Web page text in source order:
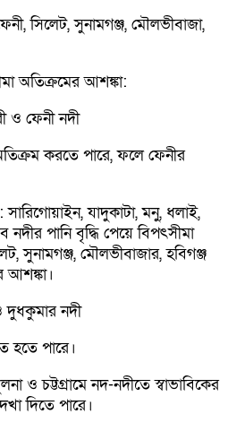
সিলেট, সুনামগঞ্জ, মৌলভীবাজা,
অতিক্রমের আশঙ্কা:
ও ফেনী নদী
করতে পারে, ফলে ফেনীর
যাদুকাটা, মনু, ধলাই,
পানি বৃদ্ধি পেয়ে বিপৎসীমা
সুনামগঞ্জ, মৌলভীবাজার, হবিগঞ্জ
আশঙ্কা।
দুধকুমার নদী
হতে পারে।
ও চট্টগ্রামে নদ-নদীতে স্বাভাবিকের
দিতে পারে।